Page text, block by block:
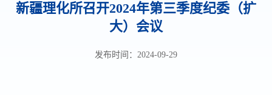
新疆理化所召开2024年第三季度纪委（扩
大）会议
发布时间：2024-09-29